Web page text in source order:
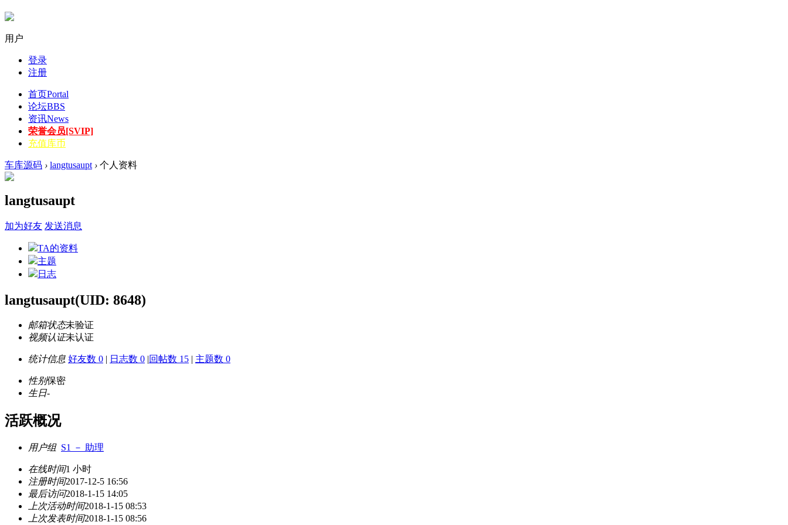
用户
登录
注册
首页Portal
论坛BBS
资讯News
荣誉会员[SVIP]
充值库币
车库源码 › langtusaupt › 个人资料
langtusaupt
加为好友 发送消息
TA的资料
主题
日志
langtusaupt(UID: 8648)
邮箱状态未验证
视频认证未认证
统计信息 好友数 0 | 日志数 0 |回帖数 15 | 主题数 0
性别保密
生日-
活跃概况
用户组 S1 － 助理
在线时间1 小时
注册时间2017-12-5 16:56
最后访问2018-1-15 14:05
上次活动时间2018-1-15 08:53
上次发表时间2018-1-15 08:56